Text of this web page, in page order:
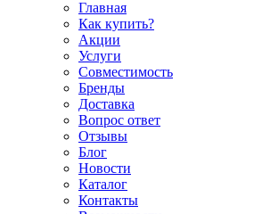
Главная
Как купить?
Акции
Услуги
Совместимость
Бренды
Доставка
Вопрос ответ
Отзывы
Блог
Новости
Каталог
Контакты